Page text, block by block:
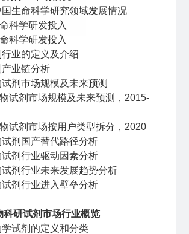
生命科学研究领域发展情况
科学研发投入
科学研发投入
业的定义及介绍
业链分析
剂市场规模及未来预测
剂市场规模及未来预测，2015-
剂市场按用户类型拆分，2020
剂国产替代路径分析
剂行业驱动因素分析
剂行业未来发展趋势分析
剂行业进入壁垒分析
科研试剂市场行业概览
试剂的定义和分类